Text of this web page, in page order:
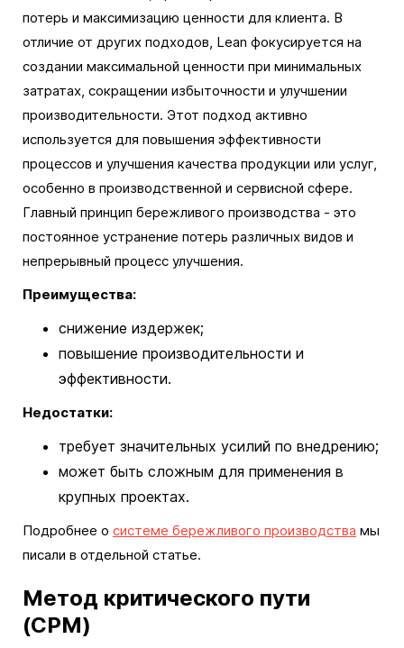
потерь и максимизацию ценности для клиента. В
отличие от других подходов, Lean фокусируется на
создании максимальной ценности при минимальных
затратах, сокращении избыточности и улучшении
производительности. Этот подход активно
используется для повышения эффективности
процессов и улучшения качества продукции или услуг,
особенно в производственной и сервисной сфере.
Главный принцип бережливого производства - это
постоянное устранение потерь различных видов и
непрерывный процесс улучшения.
Преимущества:
снижение издержек;
повышение производительности и
эффективности.
Недостатки:
требует значительных усилий по внедрению;
может быть сложным для применения в
крупных проектах.
Подробнее о системе бережливого производства мы
писали в отдельной статье.
Метод критического пути
(CPM)